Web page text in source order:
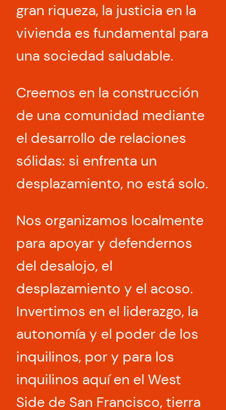
gran riqueza, la justicia en la
vivienda es fundamental para
una sociedad saludable.
Creemos en la construcción
de una comunidad mediante
el desarrollo de relaciones
sólidas: si enfrenta un
desplazamiento, no está solo.
Nos organizamos localmente
para apoyar y defendernos
del desalojo, el
desplazamiento y el acoso.
Invertimos en el liderazgo, la
autonomía y el poder de los
inquilinos, por y para los
inquilinos aquí en el West
Side de San Francisco, tierra